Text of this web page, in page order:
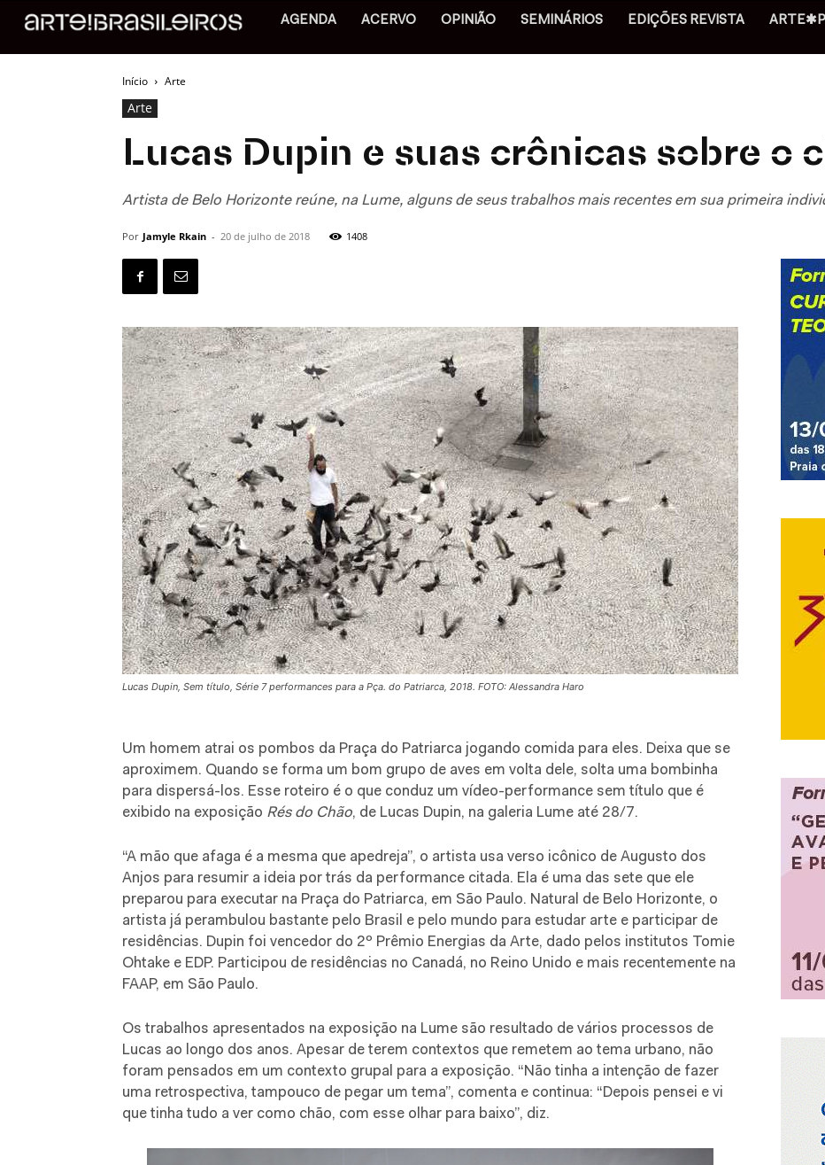
AGENDA ACERVO OPINIÃO SEMINÁRIOS EDIÇÕES REVISTA
Início Arte
Arte
Lucas Dupin e suas crônicas sobre o
Artista de Belo Horizonte reúne, na Lume, alguns de seus trabalhos mais recentes em sua primeira
Por Jamyle Rkain - 20 de julho de 2018 1408
Lucas Dupin, Sem título, Série 7 performances para a Pça. do Patriarca, 2018. FOTO: Alessandra Haro
Um homem atrai os pombos da Praça do Patriarca jogando comida para eles. Deixa que se
aproximem. Quando se forma um bom grupo de aves em volta dele, solta uma bombinha
para dispersá-los. Esse roteiro é o que conduz um vídeo-performance sem título que é
exibido na exposição Rés do Chão, de Lucas Dupin, na galeria Lume até 28/7.
“A mão que afaga é a mesma que apedreja”, o artista usa verso icônico de Augusto dos
Anjos para resumir a ideia por trás da performance citada. Ela é uma das sete que ele
preparou para executar na Praça do Patriarca, em São Paulo. Natural de Belo Horizonte, o
artista já perambulou bastante pelo Brasil e pelo mundo para estudar arte e participar de
residências. Dupin foi vencedor do 2º Prêmio Energias da Arte, dado pelos institutos Tomie
Ohtake e EDP. Participou de residências no Canadá, no Reino Unido e mais recentemente na
FAAP, em São Paulo.
Os trabalhos apresentados na exposição na Lume são resultado de vários processos de
Lucas ao longo dos anos. Apesar de terem contextos que remetem ao tema urbano, não
foram pensados em um contexto grupal para a exposição. “Não tinha a intenção de fazer
uma retrospectiva, tampouco de pegar um tema”, comenta e continua: “Depois pensei e vi
que tinha tudo a ver como chão, com esse olhar para baixo”, diz.